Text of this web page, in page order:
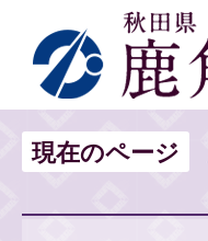
現在のページ